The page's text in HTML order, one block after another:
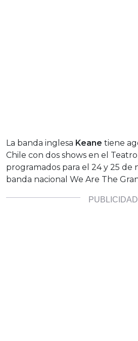
La banda inglesa Keane tiene
Chile con dos shows en el
programados para el 24 y 25 de
banda nacional We Are The